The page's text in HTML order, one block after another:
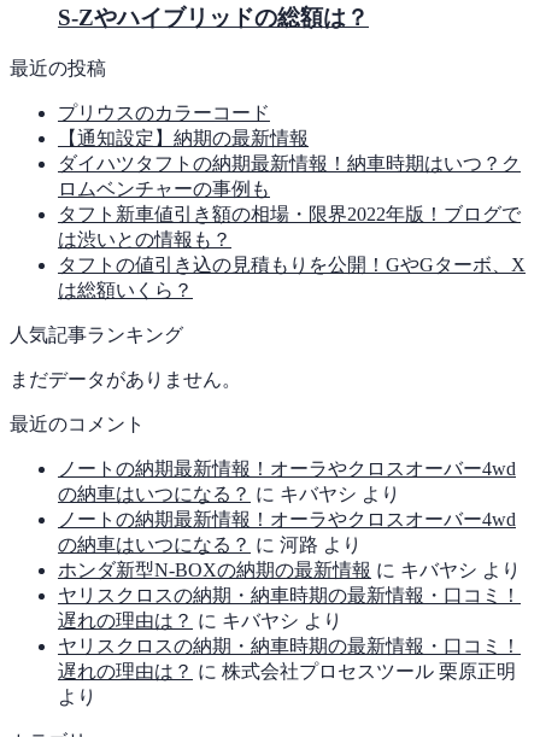
S-Zやハイブリッドの総額は？
最近の投稿
プリウスのカラーコード
【通知設定】納期の最新情報
ダイハツタフトの納期最新情報！納車時期はいつ？ク
ロムベンチャーの事例も
タフト新車値引き額の相場・限界2022年版！ブログで
は渋いとの情報も？
タフトの値引き込の見積もりを公開！GやGターボ、X
は総額いくら？
人気記事ランキング
まだデータがありません。
最近のコメント
ノートの納期最新情報！オーラやクロスオーバー4wd
の納車はいつになる？ に キバヤシ より
ノートの納期最新情報！オーラやクロスオーバー4wd
の納車はいつになる？ に 河路 より
ホンダ新型N-BOXの納期の最新情報 に キバヤシ より
ヤリスクロスの納期・納車時期の最新情報・口コミ！
遅れの理由は？ に キバヤシ より
ヤリスクロスの納期・納車時期の最新情報・口コミ！
遅れの理由は？ に 株式会社プロセスツール 栗原正明
より